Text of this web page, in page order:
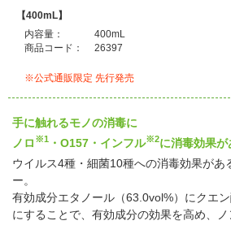
【400mL】
内容量：
400mL
商品コード：
26397
※公式通販限定 先行発売
手に触れるモノの消毒に
ノロ ※1 ・O157・インフル※2に消毒効果が
ウイルス4種・細菌10種への消毒効果があ
ー。
有効成分エタノール（63.0vol%）にクエ
にすることで、有効成分の効果を高め、